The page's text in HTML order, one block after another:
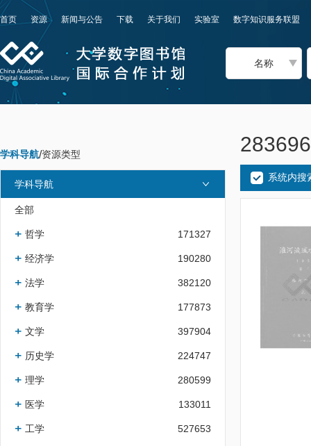
首页 资源 新闻与公告 下载 关于我们 实验室 数字知识服务联盟
名称
学科导航/资源类型
学科导航
全部
哲学 171327
经济学 190280
法学 382120
教育学 177873
文学 397904
历史学 224747
理学 280599
医学 133011
工学 527653
系统内搜